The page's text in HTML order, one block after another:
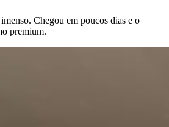
Chegou em poucos dias e o
premium.